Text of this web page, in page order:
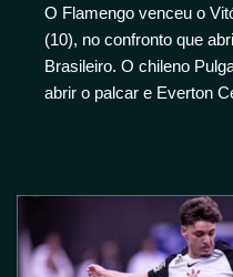
O Flamengo venceu o
(10), no confronto que
Brasileiro. O chileno
abrir o palcar e Everton